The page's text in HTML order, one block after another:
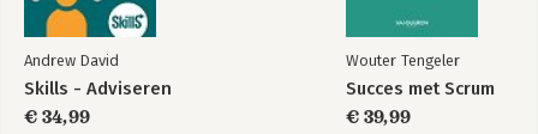
Bekijk alle boeken
Andrew David
Skills - Adviseren
€ 34,99
Wouter Tengeler
Succes met Scrum
€ 39,99